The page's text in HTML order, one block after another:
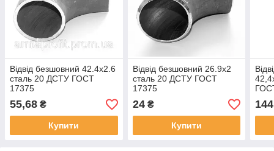
Відвід безшовний 42.4х2.6
сталь 20 ДСТУ ГОСТ
17375
55,68 ₴
Купити
Відвід безшовний 26.9х2
сталь 20 ДСТУ ГОСТ
17375
24₴
Купити
144